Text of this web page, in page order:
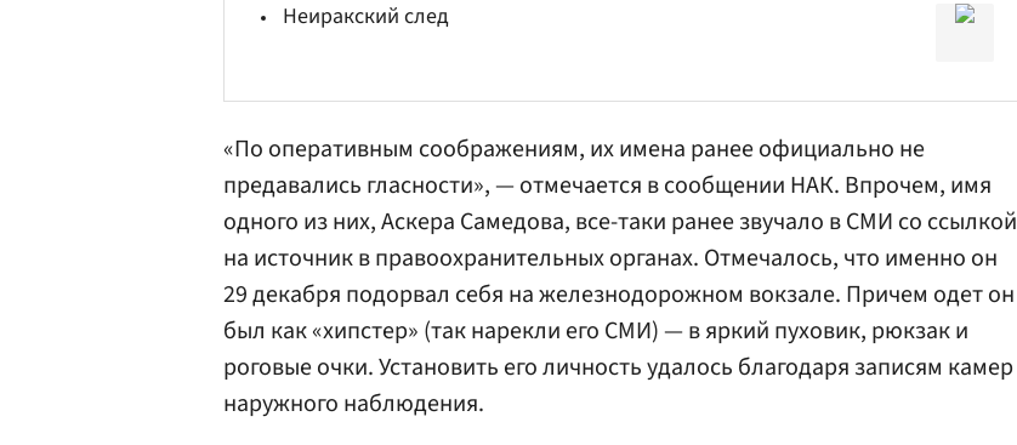
Неиракский след
«По оперативным соображениям, их имена ранее официально не
предавались гласности», — отмечается в сообщении НАК. Впрочем, имя
одного из них, Аскера Самедова, все-таки ранее звучало в СМИ со ссылкой
на источник вправоохранительных органах. Отмечалось, что именно он
29 декабря подорвал себя на железнодорожном вокзале. Причем одет он
был как «хипстер» (так нарекли его СМИ) — в яркий пуховик, рюкзак и
роговые очки. Установить его личность удалось благодаря записям камер
наружного наблюдения.